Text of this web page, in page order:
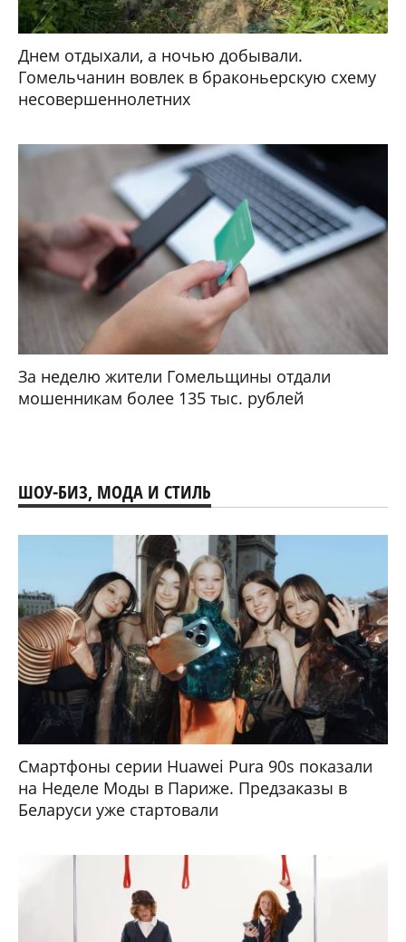
Днем отдыхали, а ночью добывали.
Гомельчанин вовлек в браконьерскую схему
несовершеннолетних
За неделю жители Гомельщины отдали
мошенникам более 135 тыс. рублей
ШОУ-БИЗ, МОДА И СТИЛЬ
Смартфоны серии Huawei Pura 90s показали
на Неделе Моды в Париже. Предзаказы в
Беларуси уже стартовали